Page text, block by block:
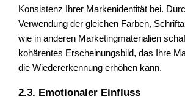
Konsistenz Ihrer Markenidentität bei.
Verwendung der gleichen Farben,
wie in anderen Marketingmaterialien
kohärentes Erscheinungsbild, das Ihre
die Wiedererkennung erhöhen kann.
2.3. Emotionaler Einfluss